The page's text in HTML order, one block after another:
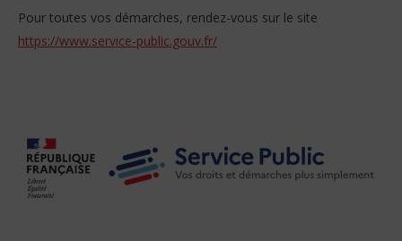
Pour toutes vos démarches, rendez-vous sur le site
https://www.service-public.gouv.fr/